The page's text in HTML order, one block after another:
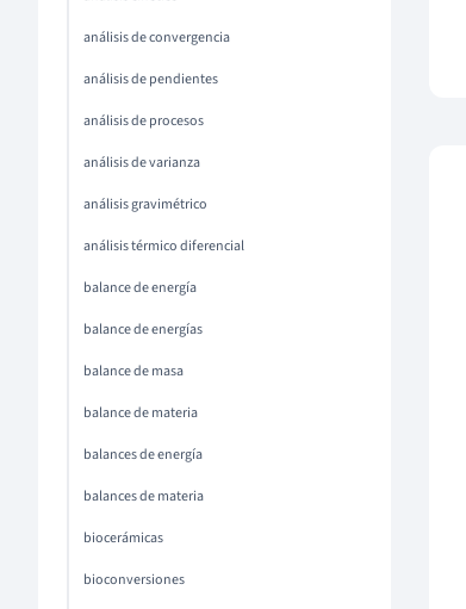
análisis de convergencia
análisis de pendientes
análisis de procesos
análisis de varianza
análisis gravimétrico
análisis térmico diferencial
balance de energía
balance de energías
balance de masa
balance de materia
balances de energía
balances de materia
biocerámicas
bioconversiones